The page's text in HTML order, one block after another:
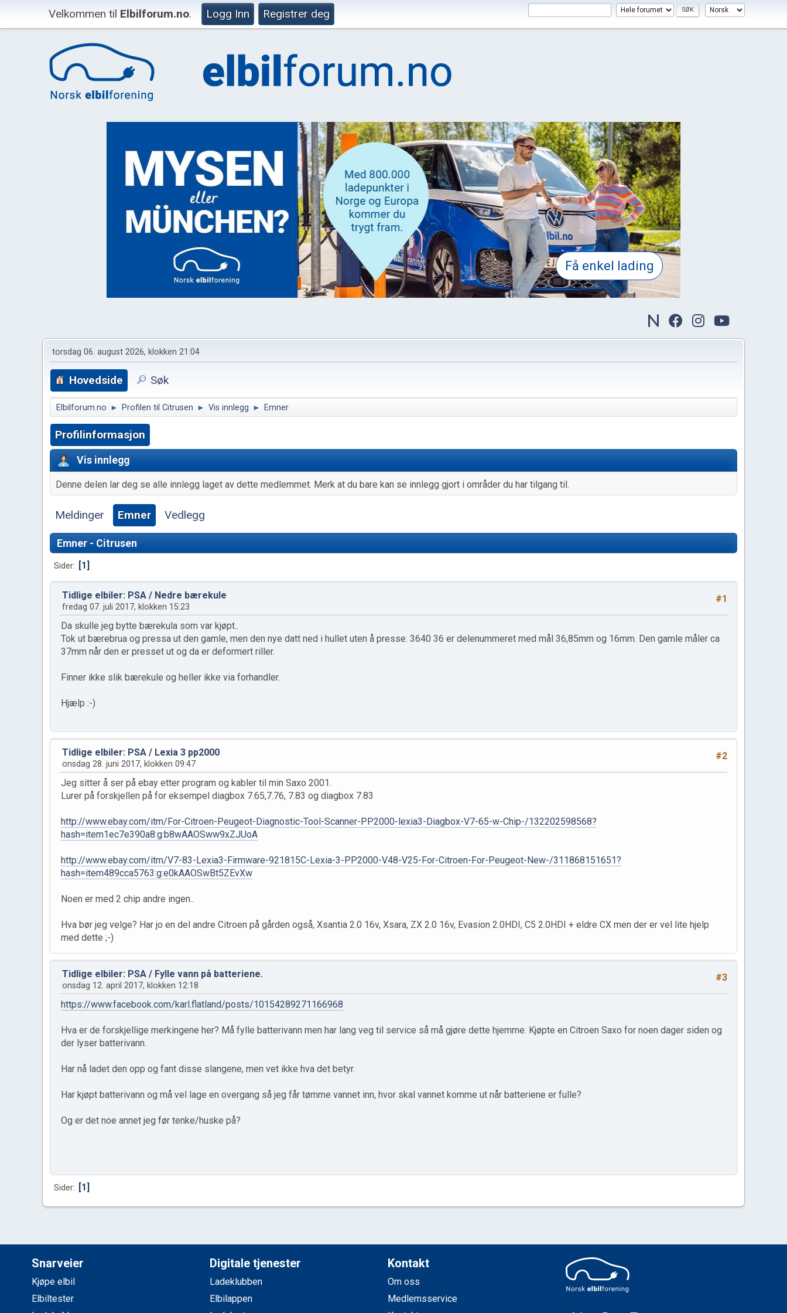
Velkommen til Elbilforum.no. Logg Inn Registrer deg
torsdag 06. august 2026, klokken 21:04
Hovedside Søk
Elbilforum.no ► Profilen til Citrusen ► Vis innlegg ► Emner
Profilinformasjon
Vis innlegg
Denne delen lar deg se alle innlegg laget av dette medlemmet. Merk at du bare kan se innlegg gjort i områder du har tilgang til.
Meldinger Emner Vedlegg
Emner - Citrusen
Sider 1
#1
Tidlige elbiler: PSA / Nedre bærekule
fredag 07. juli 2017, klokken 15:23
Da skulle jeg bytte bærekula som var kjøpt..
Tok ut bærebrua og pressa ut den gamle, men den nye datt ned i hullet uten å presse. 3640 36 er delenummeret med mål 36,85mm og 16mm. Den gamle måler ca
37mm når den er presset ut og da er deformert riller.
Finner ikke slik bærekule og heller ikke via forhandler.
Hjælp :-)
#2
Tidlige elbiler: PSA / Lexia 3 pp2000
onsdag 28. juni 2017, klokken 09:47
Jeg sitter å ser på ebay etter program og kabler til min Saxo 2001.
Lurer på forskjellen på for eksempel diagbox 7.65,7.76, 7.83 og diagbox 7.83
http://www.ebay.com/itm/For-Citroen-Peugeot-Diagnostic-Tool-Scanner-PP2000-lexia3-Diagbox-V7-65-w-Chip-/132202598568?
hash=item1ec7e390a8:g:b8wAAOSww9xZJUoA
http://www.ebay.com/itm/V7-83-Lexia3-Firmware-921815C-Lexia-3-PP2000-V48-V25-For-Citroen-For-Peugeot-New-/311868151651?
hash=item489cca5763:g:e0kAAOSwBt5ZEvXw
Noen er med 2 chip andre ingen..
Hva bør jeg velge? Har jo en del andre Citroen på gården også, Xsantia 2.0 16v, Xsara, ZX 2.0 16v, Evasion 2.0HDI, C5 2.0HDI + eldre CX men der er vel lite hjelp
med dette ;-)
#3
Tidlige elbiler: PSA / Fylle vann på batteriene.
onsdag 12. april 2017, klokken 12:18
https://www.facebook.com/karl.flatland/posts/10154289271166968
Hva er de forskjellige merkingene her? Må fylle batterivann men har lang veg til service så må gjøre dette hjemme. Kjøpte en Citroen Saxo for noen dager siden og
der lyser batterivann.
Har nå ladet den opp og fant disse slangene, men vet ikke hva det betyr.
Har kjøpt batterivann og må vel lage en overgang så jeg får tømme vannet inn, hvor skal vannet komme ut når batteriene er fulle?
Og er det noe annet jeg før tenke/huske på?
Sider 1
Snarveier
Kjøpe elbil
Elbiltester
Digitale tjenester
Ladeklubben
Elbilappen
Kontakt
Om oss
Medlemsservice